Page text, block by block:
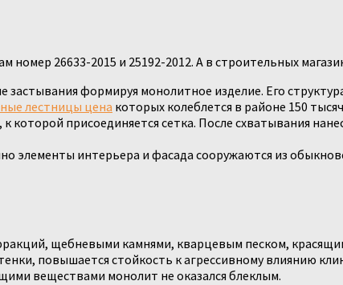
26633-2015 и 25192-2012. А в строительных
формируя монолитное изделие. Его
лестницы цена которых колеблется в районе 150
которой присоединяется сетка. После схватывания
элементы интерьера и фасада сооружаются из
щебневыми камнями, кварцевым песком,
повышается стойкость к агрессивному влиянию
веществами монолит не оказался блеклым.